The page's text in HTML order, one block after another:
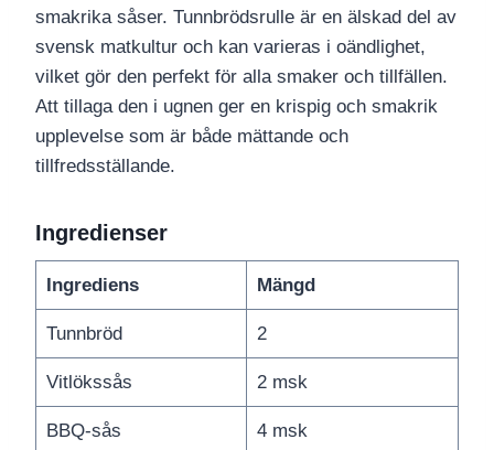
smakrika såser. Tunnbrödsrulle är en älskad del av
svensk matkultur och kan varieras i oändlighet,
vilket gör den perfekt för alla smaker och tillfällen.
Att tillaga den i ugnen ger en krispig och smakrik
upplevelse som är både mättande och
tillfredsställande.
Ingredienser
Ingrediens Mängd
Tunnbröd 2
Vitlökssås 2 msk
BBQ-sås 4 msk